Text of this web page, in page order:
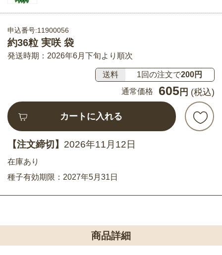
申込番号:11900056
約36粒 実咲 袋
発送時期：2026年6月下旬より順次
送料 1回の注文で200円
通常価格
605 円 (税込)
カートに入れる
【注文締切】 2026年11月12日
在庫あり
種子有効期限：2027年5月31日
商品詳細